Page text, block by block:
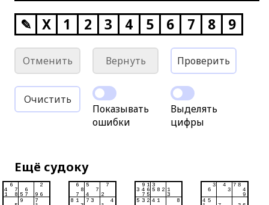
✎ X 1 2 3 4 5 6 7 8 9
Отменить Вернуть Проверить
Очистить
Показывать
ошибки
Выделять
цифры
Ещё судоку